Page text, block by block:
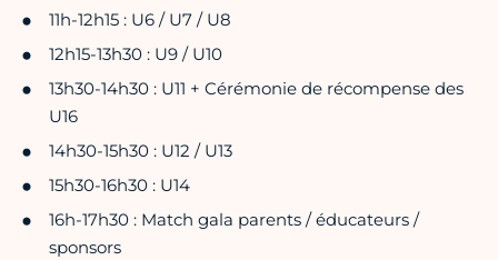
11h-12h15 : U6 / U7 / U8
12h15-13h30 : U9 / U10
13h30-14h30 : U11 + Cérémonie de récompense des
U16
14h30-15h30 : U12 / U13
15h30-16h30 : U14
16h-17h30 : Match gala parents / éducateurs /
sponsors